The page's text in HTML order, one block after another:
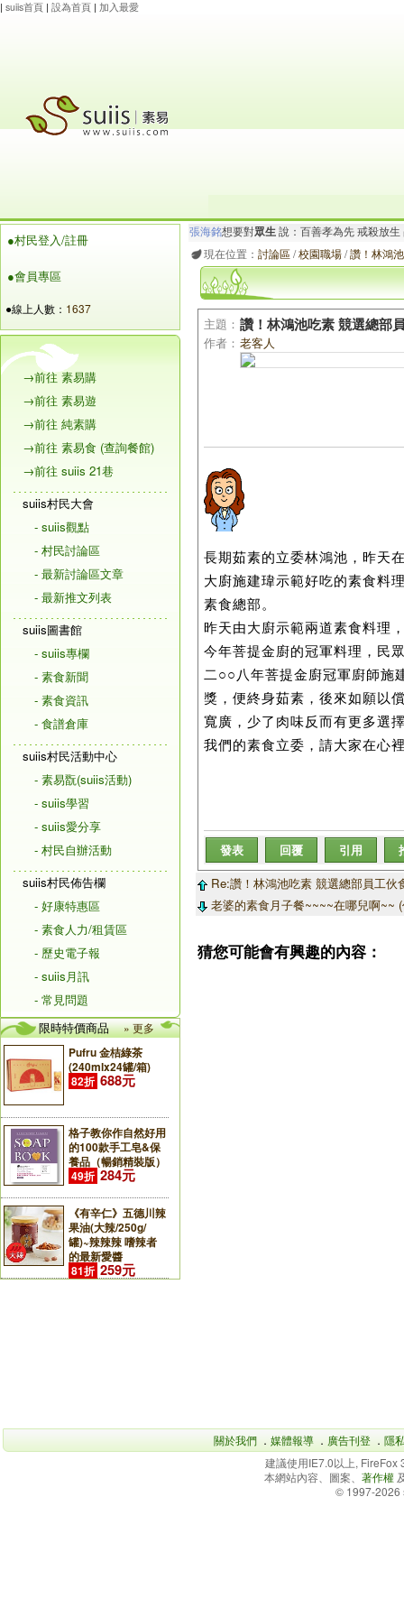
| suiis首頁 | 設為首頁 | 加入最愛
●村民登入/註冊
●會員專區
●線上人數： 1637
→前往 素易購
→前往 素易遊
→前往 純素購
→前往 素易食 (查詢餐館)
→前往 suiis 21巷
suiis村民大會
- suiis觀點
- 村民討論區
- 最新討論區文章
- 最新推文列表
suiis圖書館
- suiis專欄
- 素食新聞
- 素食資訊
- 食譜倉庫
suiis村民活動中心
- 素易翫(suiis活動)
- suiis學習
- suiis愛分享
- 村民自辦活動
suiis村民佈告欄
- 好康特惠區
- 素食人力/租賃區
- 歷史電子報
- suiis月訊
- 常見問題
限時特價商品
» 更多
Pufru 金桔綠茶
(240mlx24罐/箱)
82折 688元
格子教你作自然好用
的100款手工皂&保
養品（暢銷精裝版）
49折 284元
《有辛仁》五德川辣
果油(大辣/250g/
罐)~辣辣辣 嗜辣者
的最新愛醬
81折 259元
張海銘想要對眾生 說：百善孝為先 戒殺放生
杜會想要對眾生說：卍南無觀世音菩薩 捐血
現在位置： 討論區/校園職場/讚！林鴻
主題： 讚！林鴻池吃素 競選總部
作者： 老客人
長期茹素的立委林鴻池，昨天
大廚施建瑋示範好吃的素食料
素食總部。
昨天由大廚示範兩道素食料理
今年菩提金廚的冠軍料理，民
二○○八年菩提金廚冠軍廚師施
獎，便終身茹素，後來如願以
寬廣，少了肉味反而有更多選
我們的素食立委，請大家在心
發表 回覆 引用
Re:讚！林鴻池吃素 競選總部員工伙
老婆的素食月子餐~~~~在哪兒啊~~
猜您可能會有興趣的內容：
關於我們 ． 媒體報導 ． 廣告刊登 ． 隱
建議使用IE7.0以上,
本網站內容、圖案、 著作權
© 1997-2026